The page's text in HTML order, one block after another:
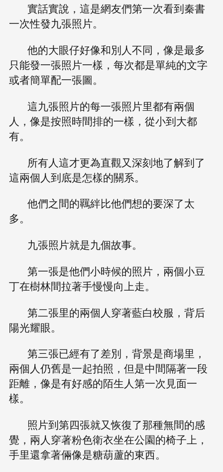
實話實說，這是網友們第一次看到秦書
一次性發九張照片。
他的大眼仔好像和別人不同，像是最多
只能發一張照片一樣，每次都是單純的文字
或者簡單配一張圖。
這九張照片的每一張照片里都有兩個
人，像是按照時間排的一樣，從小到大都
有。
所有人這才更為直觀又深刻地了解到了
這兩個人到底是怎樣的關系。
他們之間的羈絆比他們想的要深了太
多。
九張照片就是九個故事。
第一張是他們小時候的照片，兩個小豆
丁在樹林間拉著手慢慢向上走。
第二張里的兩個人穿著藍白校服，背后
陽光耀眼。
第三張已經有了差別，背景是商場里，
兩個人仍舊是一起拍照，但是中間隔著一段
距離，像是有好感的陌生人第一次見面一
樣。
照片到第四張就又恢復了那種無間的感
覺，兩人穿著粉色衛衣坐在公園的椅子上，
手里還拿著倆像是糖葫蘆的東西。